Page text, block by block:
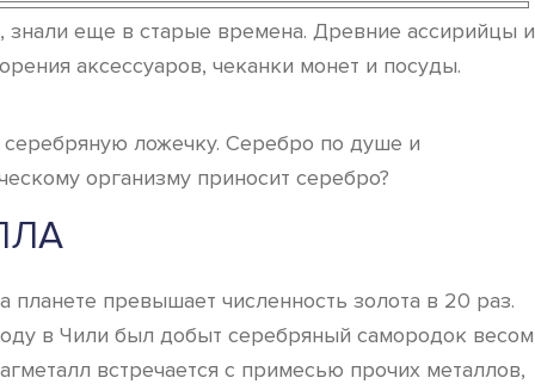
знали еще в старые времена. Древние ассирийцы и
аксессуаров, чеканки монет и посуды.
ложечку. Серебро по душе и
организму приносит серебро?
превышает численность золота в 20 раз.
в Чили был добыт серебряный самородок весом
встречается с примесью прочих металлов,